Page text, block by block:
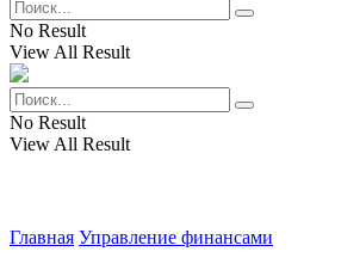
No Result
View All Result
No Result
View All Result
Главная Управление финансами